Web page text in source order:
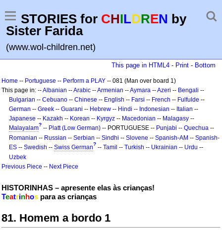
STORIES for CHILDREN by
Sister Farida
(www.wol-children.net)
This page in HTML4 - Print - Bottom
Home -- Portuguese -- Perform a PLAY -- 081 (Man over board 1)
This page in: --Albanian --Arabic --Armenian --Aymara --Azeri -- Bengali --
Bulgarian -- Cebuano -- Chinese -- English -- Farsi -- French -- Fulfulde --
German -- Greek -- Guarani -- Hebrew -- Hindi -- Indonesian -- Italian --
Japanese -- Kazakh -- Korean -- Kyrgyz -- Macedonian -- Malagasy --
Malayalam? -- Platt (Low German) -- PORTUGUESE -- Punjabi -- Quechua --
Romanian -- Russian -- Serbian -- Sindhi -- Slovene -- Spanish-AM -- Spanish-
ES -- Swedish -- Swiss German? -- Tamil -- Turkish -- Ukrainian -- Urdu --
Uzbek
Previous Piece -- Next Piece
HISTORINHAS – apresente elas às crianças!
Teatrinhos para as crianças
81. Homem a bordo 1